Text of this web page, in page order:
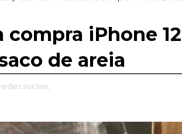
iPhone 12
de areia
redes sociais,